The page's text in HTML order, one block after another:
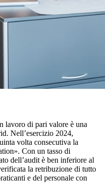
lavoro di pari valore è una
Nell’esercizio 2024,
volta consecutiva la
Con un tasso di
dell’audit è ben inferiore al
la retribuzione di tutto
e del personale con